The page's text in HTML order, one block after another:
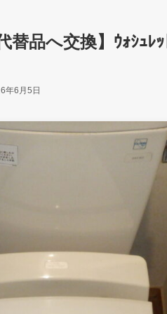
品へ交換】ｳｫｼｭﾚ
年6月5日